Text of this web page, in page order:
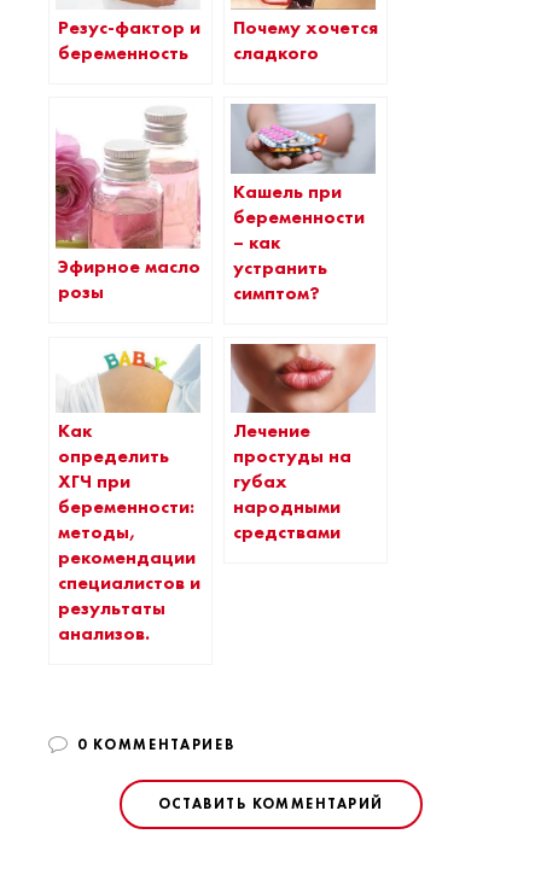
Резус-фактор и
беременность
Почему хочется
сладкого
Эфирное масло
розы
Кашель при
беременности
– как
устранить
симптом?
Как
определить
ХГЧ при
беременности:
методы,
рекомендации
специалистов и
результаты
анализов.
Лечение
простуды на
губах
народными
средствами
0 КОММЕНТАРИЕВ
ОСТАВИТЬ КОММЕНТАРИЙ